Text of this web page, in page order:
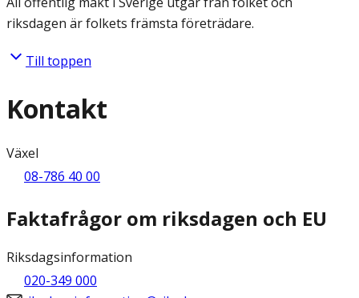
riksdagen är folkets främsta företrädare.
Till toppen
Kontakt
Växel
08-786 40 00
Faktafrågor om riksdagen och EU
Riksdagsinformation
020-349 000